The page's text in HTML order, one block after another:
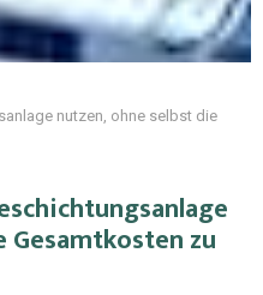
nutzen, ohne selbst die
zu